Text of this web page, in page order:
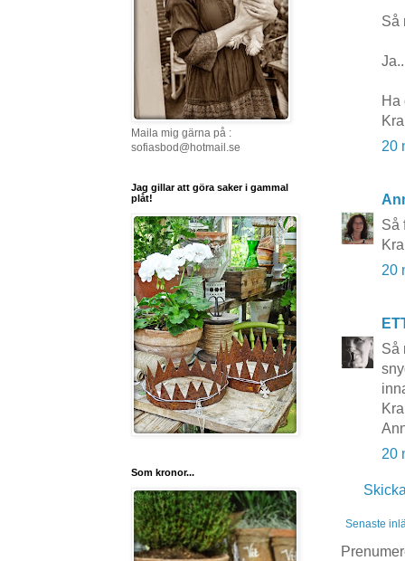
Så
Ha
20
Så
20
Så
20
Senaste
Maila mig gärna på :
sofiasbod@hotmail.se
Jag gillar att göra saker i gammal
plåt!
Som kronor...